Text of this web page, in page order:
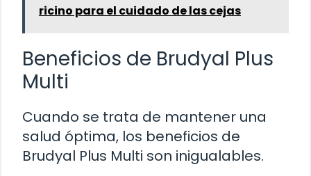
ricino para el cuidado de las cejas
Beneficios de Brudyal Plus
Multi
Cuando se trata de mantener una
salud óptima, los beneficios de
Brudyal Plus Multi son inigualables.